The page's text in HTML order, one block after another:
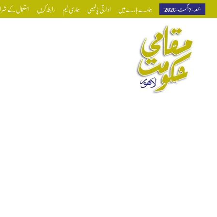
جمعہ, 7 اگست, 2026 ہمارے بارے میں ادارتی پالیسی ہماری ٹیم رابطہ کریں استعمال کے